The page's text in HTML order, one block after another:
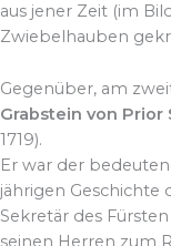
aus jener Zeit (im
Zwiebelhauben
Gegenüber, am
Grabstein von Prior
1719).
Er war der
jährigen Geschichte
Sekretär des
seinen Herren zum